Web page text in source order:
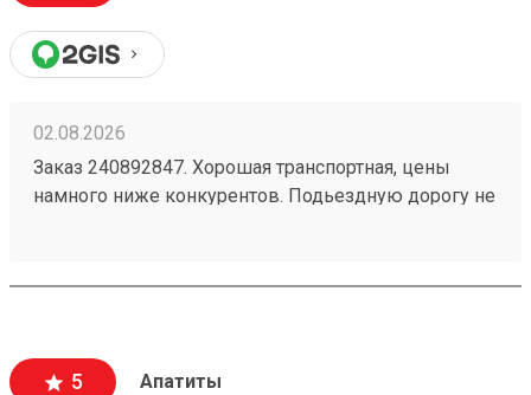
02.08.2026
Заказ 240892847. Хорошая транспортная, цены
намного ниже конкурентов. Подьездную дорогу не
подскажут как лучше упаковать. Заказы
5 Апатиты